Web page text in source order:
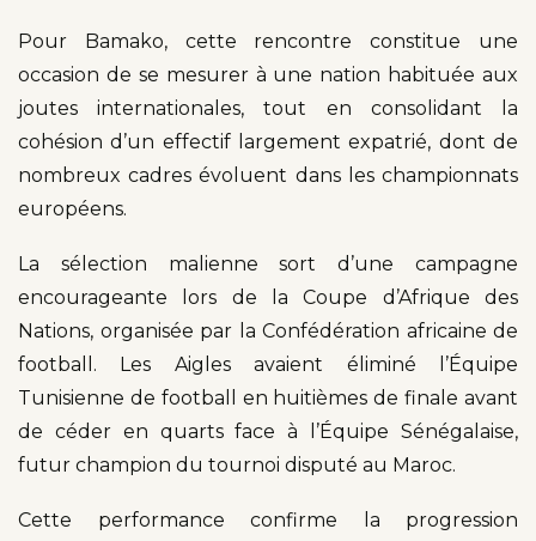
Pour Bamako, cette rencontre constitue une
occasion de se mesurer à une nation habituée aux
joutes internationales, tout en consolidant la
cohésion d’un effectif largement expatrié, dont de
nombreux cadres évoluent dans les championnats
européens.
La sélection malienne sort d’une campagne
encourageante lors de la Coupe d’Afrique des
Nations, organisée par la Confédération africaine de
football. Les Aigles avaient éliminé l’Équipe
Tunisienne de football en huitièmes de finale avant
de céder en quarts face à l’Équipe Sénégalaise,
futur champion du tournoi disputé au Maroc.
Cette performance confirme la progression